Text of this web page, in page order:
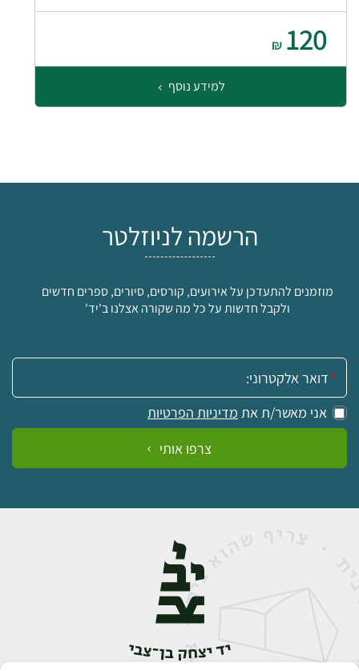
120
₪
למידע נוסף
הרשמה לניוזלטר
מוזמנים להתעדכן על אירועים, קורסים, סיורים, ספרים חדשים
ולקבל חדשות על כל מה שקורה אצלנו ב'יד'
אימייל:
אני מאשר/ת את מדיניות הפרטיות
צרפו אותי